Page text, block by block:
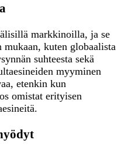
markkinoilla, ja se
kuten globaalista
suhteesta sekä
myyminen
etenkin kun
omistat erityisen